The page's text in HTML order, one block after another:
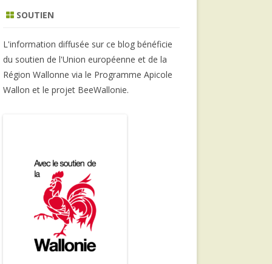
SOUTIEN
L'information diffusée sur ce blog bénéficie
du soutien de l'Union européenne et de la
Région Wallonne via le Programme Apicole
Wallon et le projet BeeWallonie.